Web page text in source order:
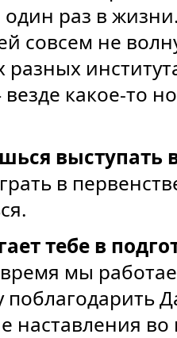
один раз в
совсем не
разных
какое-то
в
тебе в
мы
наставления во